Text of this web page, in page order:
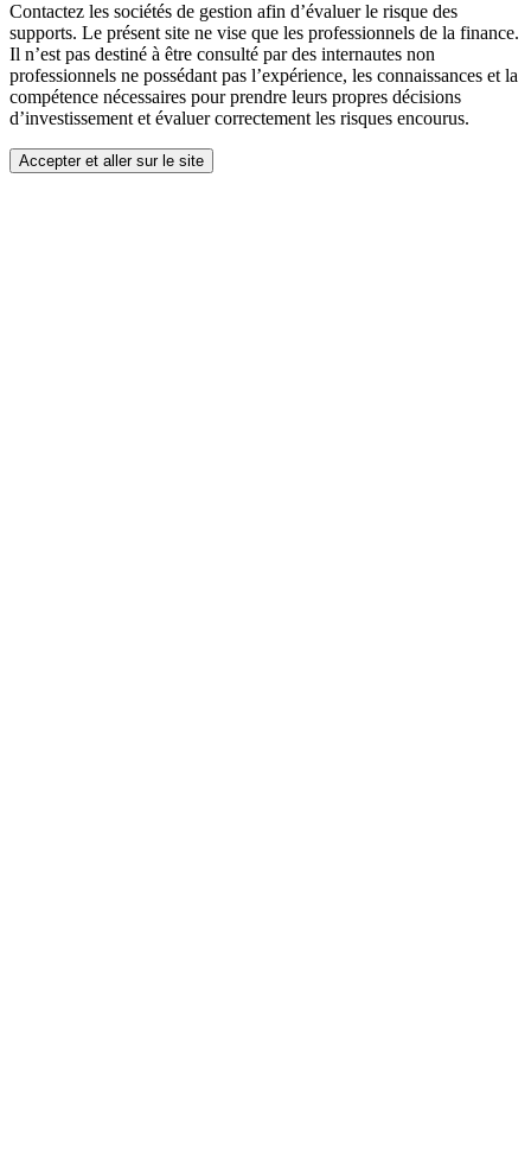
Contactez les sociétés de gestion afin d’évaluer le risque des
supports. Le présent site ne vise que les professionnels de la finance.
Il n’est pas destiné à être consulté par des internautes non
professionnels ne possédant pas l’expérience, les connaissances et la
compétence nécessaires pour prendre leurs propres décisions
d’investissement et évaluer correctement les risques encourus.
Accepter et aller sur le site